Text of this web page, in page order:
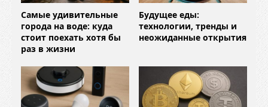
Самые удивительные
города на воде: куда
стоит поехать хотя бы
раз в жизни
Будущее еды:
технологии, тренды и
неожиданные открытия